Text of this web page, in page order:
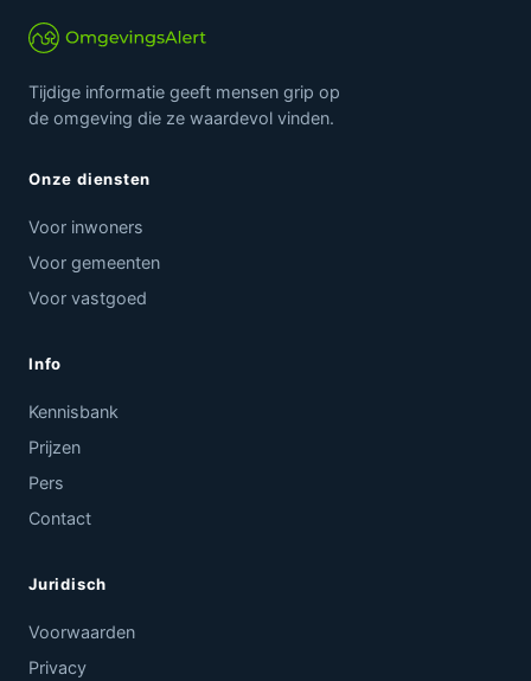
Tijdige informatie geeft mensen grip op
de omgeving die ze waardevol vinden.
Onze diensten
Voor inwoners
Voor gemeenten
Voor vastgoed
Info
Kennisbank
Prijzen
Pers
Contact
Juridisch
Voorwaarden
Privacy